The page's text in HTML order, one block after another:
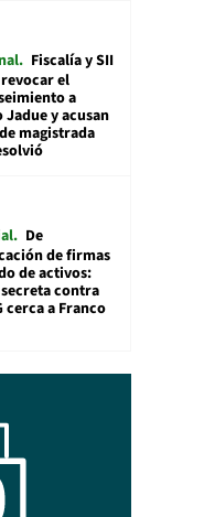
Fiscalía y SII
el
a
Jadue y acusan
magistrada
De
de firmas
de activos:
contra
cerca a Franco